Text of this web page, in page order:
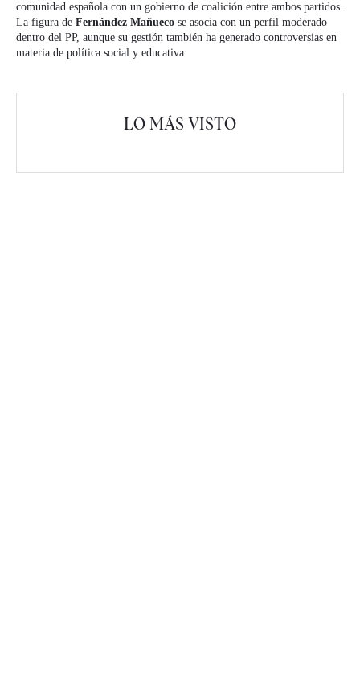
comunidad española con un gobierno de coalición entre ambos partidos.
La figura de Fernández Mañueco se asocia con un perfil moderado
dentro del PP, aunque su gestión también ha generado controversias en
materia de política social y educativa.
LO MÁS VISTO